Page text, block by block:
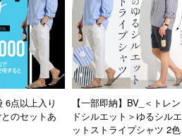
6点以上入り
のセットあ
【一部即納】BV_＜トレン
ドシルエット＞ゆるシルエ
ットストライプシャツ 2色